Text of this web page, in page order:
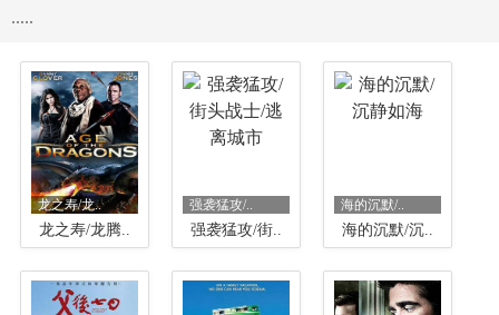
.....
龙之寿/龙..
龙之寿/龙腾..
强袭猛攻/..
强袭猛攻/街..
海的沉默/..
海的沉默/沉..